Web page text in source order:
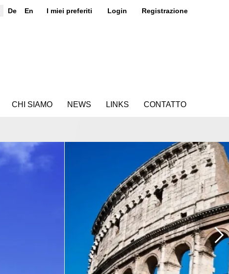
De En I miei preferiti Login Registrazione
CHI SIAMO NEWS LINKS CONTATTO